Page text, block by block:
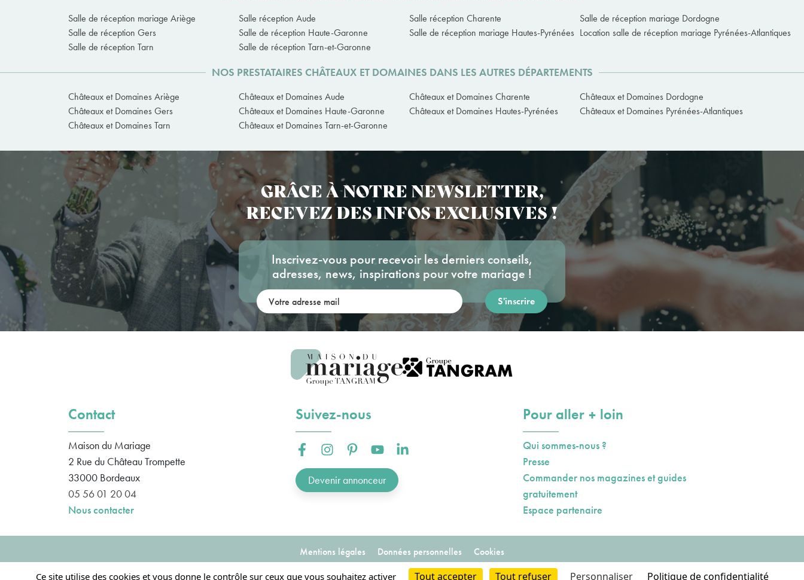
Salle de réception mariage Ariège Salle réception Aude Salle réception Charente
Salle de réception mariage Dordogne
Salle de réception Gers
Salle de réception Haute-Garonne Salle de réception mariage Hautes-Pyrénées Location salle de réception mariage Pyrénées-Atlantiques
Salle de réception Tarn
Salle de réception Tarn-et-Garonne
NOS PRESTATAIRES CHÂTEAUX ET DOMAINES DANS LES AUTRES DÉPARTEMENTS
Châteaux et Domaines Ariège Châteaux et Domaines Aude Châteaux et Domaines Charente
Châteaux et Domaines Dordogne
Châteaux et Domaines Gers
Châteaux et Domaines Haute-Garonne Châteaux et Domaines Hautes-Pyrénées
Châteaux et Domaines Pyrénées-Atlantiques
Châteaux et Domaines Tarn
Châteaux et Domaines Tarn-et-Garonne
GRÂCE À NOTRE NEWSLETTER,
RECEVEZ DES INFOS EXCLUSIVES !
Inscrivez-vous pour recevoir les derniers conseils,
adresses, news, inspirations pour votre mariage !
Votre adresse mail:
Contact
Maison du Mariage
2 Rue du Château Trompette
33000 Bordeaux
05 56 01 20 04
Nous contacter
Suivez-nous
Facebook :Instagram :Pinterest :Youtube :Linkedin :
Devenir annonceur
Pour aller plusloin
Qui sommes-nous ?
Presse
Commander nos magazines et guides
gratuitement
Espace partenaire
Mentions légales Données personnelles
Cookies
Conception et hébergement AXN2023-2026
Ce site utilise des cookies et vous donne le contrôle sur ceux que vous souhaitez activer Tout accepter Tout refuser Personnaliser Politique de confidentialité